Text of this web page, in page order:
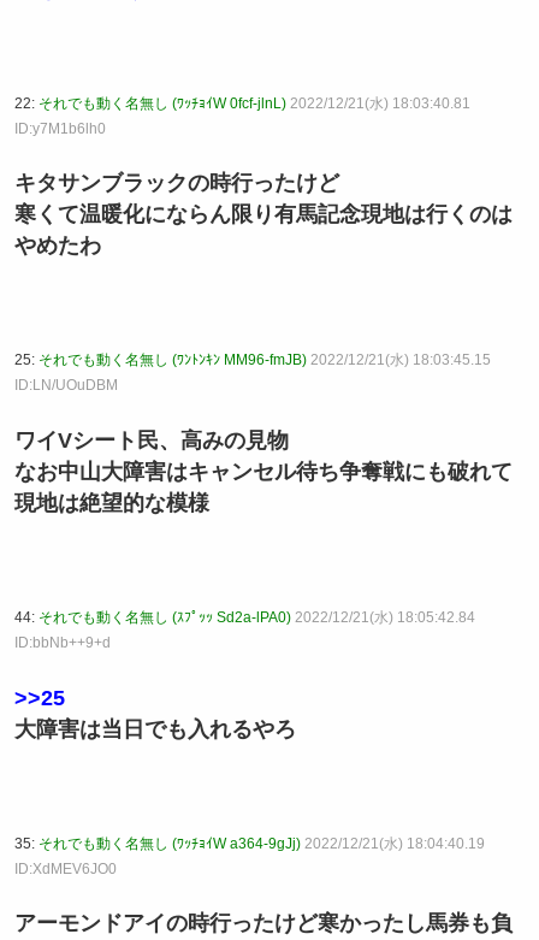
22: それでも動く名無し (ﾜｯﾁｮｲW 0fcf-jlnL) 2022/12/21(水) 18:03:40.81
ID:y7M1b6lh0
キタサンブラックの時行ったけど
寒くて温暖化にならん限り有馬記念現地は行くのは
やめたわ
25: それでも動く名無し (ﾜﾝﾄﾝｷﾝ MM96-fmJB) 2022/12/21(水) 18:03:45.15
ID:LN/UOuDBM
ワイVシート民、高みの見物
なお中山大障害はキャンセル待ち争奪戦にも破れて
現地は絶望的な模様
44: それでも動く名無し (ｽﾌﾟｯｯ Sd2a-lPA0) 2022/12/21(水) 18:05:42.84
ID:bbNb++9+d
>>25
大障害は当日でも入れるやろ
35: それでも動く名無し (ﾜｯﾁｮｲW a364-9gJj) 2022/12/21(水) 18:04:40.19
ID:XdMEV6JO0
アーモンドアイの時行ったけど寒かったし馬券も負